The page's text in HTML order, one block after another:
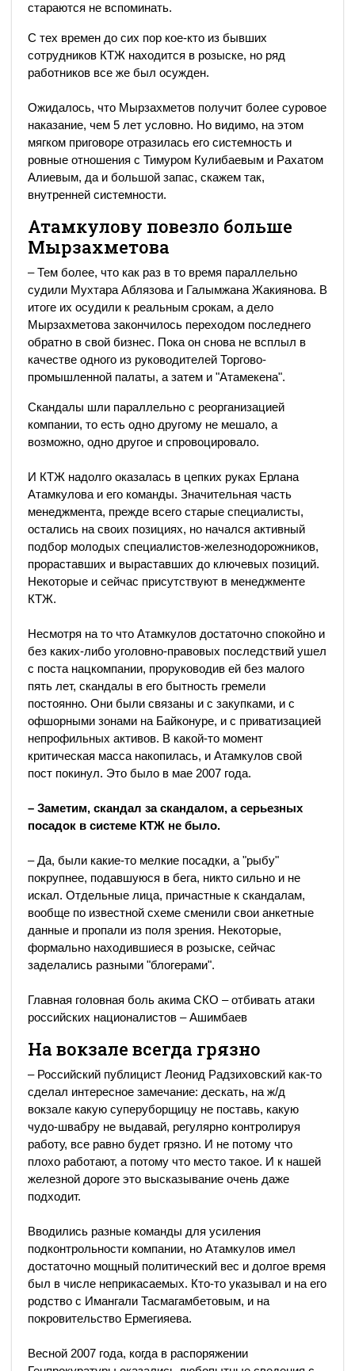
стараются не вспоминать.
С тех времен до сих пор кое-кто из бывших
сотрудников КТЖ находится в розыске, но ряд
работников все же был осужден.
Ожидалось, что Мырзахметов получит более суровое
наказание, чем 5 лет условно. Но видимо, на этом
мягком приговоре отразилась его системность и
ровные отношения с Тимуром Кулибаевым и Рахатом
Алиевым, да и большой запас, скажем так,
внутренней системности.
Атамкулову повезло больше
Мырзахметова
– Тем более, что как раз в то время параллельно
судили Мухтара Аблязова и Галымжана Жакиянова. В
итоге их осудили к реальным срокам, а дело
Мырзахметова закончилось переходом последнего
обратно в свой бизнес. Пока он снова не всплыл в
качестве одного из руководителей Торгово-
промышленной палаты, а затем и "Атамекена".
Скандалы шли параллельно с реорганизацией
компании, то есть одно другому не мешало, а
возможно, одно другое и спровоцировало.
И КТЖ надолго оказалась в цепких руках Ерлана
Атамкулова и его команды. Значительная часть
менеджмента, прежде всего старые специалисты,
остались на своих позициях, но начался активный
подбор молодых специалистов-железнодорожников,
прораставших и выраставших до ключевых позиций.
Некоторые и сейчас присутствуют в менеджменте
КТЖ.
Несмотря на то что Атамкулов достаточно спокойно и
без каких-либо уголовно-правовых последствий ушел
с поста нацкомпании, проруководив ей без малого
пять лет, скандалы в его бытность гремели
постоянно. Они были связаны и с закупками, и с
офшорными зонами на Байконуре, и с приватизацией
непрофильных активов. В какой-то момент
критическая масса накопилась, и Атамкулов свой
пост покинул. Это было в мае 2007 года.
– Заметим, скандал за скандалом, а серьезных
посадок в системе КТЖ не было.
– Да, были какие-то мелкие посадки, а "рыбу"
покрупнее, подавшуюся в бега, никто сильно и не
искал. Отдельные лица, причастные к скандалам,
вообще по известной схеме сменили свои анкетные
данные и пропали из поля зрения. Некоторые,
формально находившиеся в розыске, сейчас
заделались разными "блогерами".
Главная головная боль акима СКО – отбивать атаки
российских националистов – Ашимбаев
На вокзале всегда грязно
– Российский публицист Леонид Радзиховский как-то
сделал интересное замечание: дескать, на ж/д
вокзале какую суперуборщицу не поставь, какую
чудо-швабру не выдавай, регулярно контролируя
работу, все равно будет грязно. И не потому что
плохо работают, а потому что место такое. И к нашей
железной дороге это высказывание очень даже
подходит.
Вводились разные команды для усиления
подконтрольности компании, но Атамкулов имел
достаточно мощный политический вес и долгое время
был в числе неприкасаемых. Кто-то указывал и на его
родство с Имангали Тасмагамбетовым, и на
покровительство Ермегияева.
Весной 2007 года, когда в распоряжении